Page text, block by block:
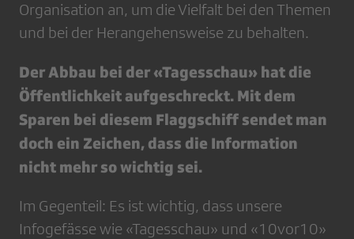
Organisation an, um die Vielfalt bei den Themen
und bei der Herangehensweise zu behalten.
Der Abbau bei der «Tagesschau» hat die
Öffentlichkeit aufgeschreckt. Mit dem
Sparen bei diesem Flaggschiff sendet man
doch ein Zeichen, dass die Information
nicht mehr so wichtig sei.
Im Gegenteil: Es ist wichtig, dass unsere
Infogefässe wie «Tagesschau» und «10vor10»